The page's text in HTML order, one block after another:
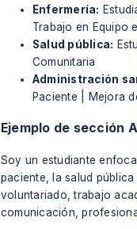
Enfermería:
Trabajo en Equipo
Salud pública:
Comunitaria
Administración
Paciente | Mejora
Ejemplo de sección
Soy un estudiante
paciente, la salud
voluntariado, trabajo
comunicación,